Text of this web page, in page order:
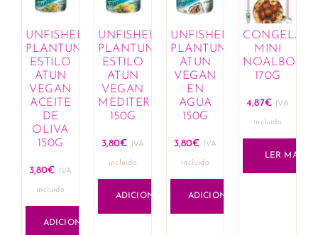
UNFISHED
PLANTUNA
ESTILO
ATUN
VEGAN
ACEITE
DE
OLIVA
150G
3,80€ IVA
incluido
ADICIONAR
UNFISHED
PLANTUNA
ESTILO
ATUN
VEGAN
MEDITERRANEO
150G
3,80€ IVA
incluido
ADICIONAR
UNFISHED
PLANTUNA
ATUN
VEGAN
EN
AGUA
150G
3,80€ IVA
incluido
ADICIONAR
MINI
170G
4,87€ IVA
incluido
LER MAIS